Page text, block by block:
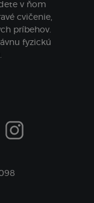
v ňom
cvičenie,
príbehov.
fyzickú
instagram